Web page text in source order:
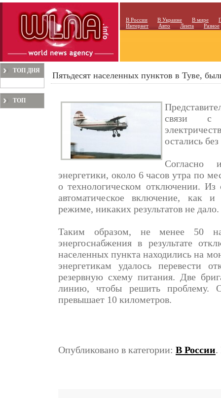
В России В Украине В мире
Интернет
Авто Лента Разное
ТОП ДНЯ
ТОП
Пятьдесят населенных пунктов в Туве,
связи с
остались
Согласно
энергетики, около 6 часов утра по
о технологическом отключении.
автоматическое включение, как
режиме, никаких результатов не дало.
Таким образом, не менее 50
энергоснабжения в результате
населенных пункта находились на
энергетикам удалось перевести
резервную схему питания. Две
линию, чтобы решить проблему.
превышает 10 километров.
Опубликовано в категории: В России.